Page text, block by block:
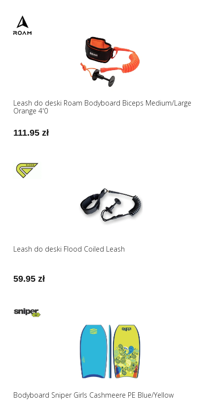
Leash do deski Roam Bodyboard Biceps Medium/Large
Orange 4'0
111.95 zł
Leash do deski Flood Coiled Leash
59.95 zł
Bodyboard Sniper Girls Cashmeere PE Blue/Yellow